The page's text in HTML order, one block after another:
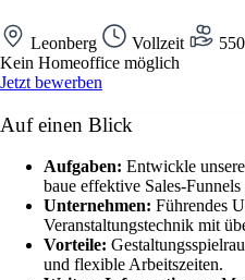
Leonberg Vollzeit
Kein Homeoffice möglich
Jetzt bewerben
Auf einen Blick
Aufgaben: Entwickle
baue effektive Sales-Funnels
Unternehmen: Führendes
Veranstaltungstechnik mit
Vorteile:
und flexible Arbeitszeiten.